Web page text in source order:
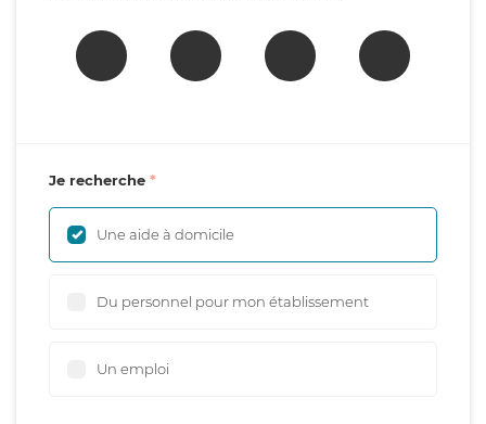
Je recherche
Une aide à domicile
Du personnel pour mon établissement
Un emploi